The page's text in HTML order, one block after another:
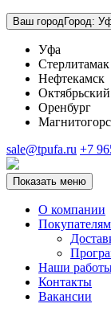
Ваш городГород:
Уфа
Стерлитамак
Нефтекамск
Октябрьский
Оренбург
sale@tpufa.ru +7
Показать меню
О компании
Покупателям
Наши
Контакты
Вакансии